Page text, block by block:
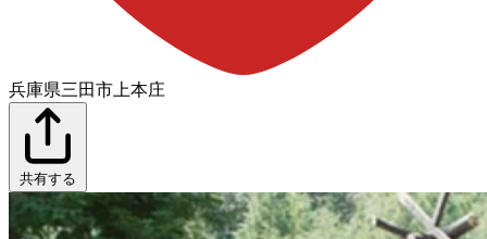
兵庫県三田市上本庄
共有する